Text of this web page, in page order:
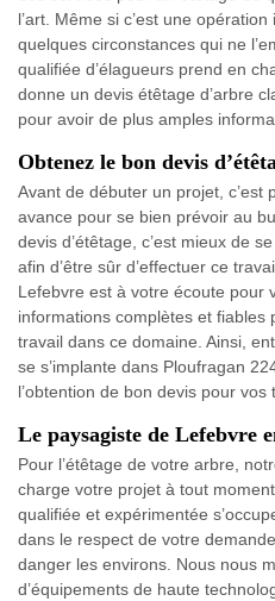
l’art. Même si c’est une
quelques circonstances qui ne
qualifiée d’élagueurs prend en
donne un devis étêtage d’arbre
pour avoir de plus amples
Obtenez le bon devis
Avant de débuter un projet, c’est
avance pour se bien prévoir au
devis d’étêtage, c’est mieux de
afin d’être sûr d’effectuer ce
Lefebvre est à votre écoute pour
informations complètes et fiables
travail dans ce domaine. Ainsi,
se s’implante dans Ploufragan
l’obtention de bon devis pour vos
Le paysagiste de Lefebvre
Pour l’étêtage de votre arbre,
charge votre projet à tout
qualifiée et expérimentée
dans le respect de votre
danger les environs. Nous nous
d’équipements de haute